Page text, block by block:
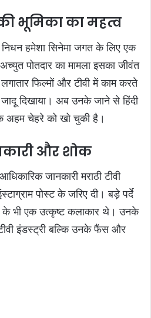
भूमिका का महत्व
निधन हमेशा सिनेमा जगत के लिए एक
पोतदार का मामला इसका जीवंत
फिल्मों और टीवी में काम करते
दिखाया। अब उनके जाने से हिंदी
अहम चेहरे को खो चुकी है।
और शोक
जानकारी मराठी टीवी
पोस्ट के जरिए दी। बड़े पर्दे
के भी एक उत्कृष्ट कलाकार थे। उनके
इंडस्ट्री बल्कि उनके फैंस और